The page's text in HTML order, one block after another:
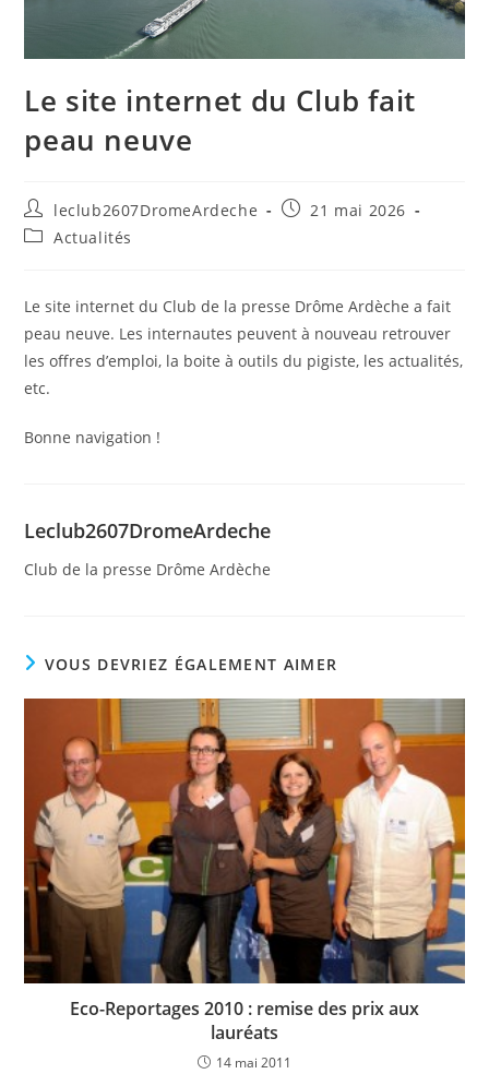
Le site internet du Club fait
peau neuve
leclub2607DromeArdeche
21 mai 2026
Actualités
Le site internet du Club de la presse Drôme Ardèche a fait
peau neuve. Les internautes peuvent à nouveau retrouver
les offres d’emploi, la boite à outils du pigiste, les actualités,
etc.
Bonne navigation !
Leclub2607DromeArdeche
Club de la presse Drôme Ardèche
VOUS DEVRIEZ ÉGALEMENT AIMER
Eco-Reportages 2010 : remise des prix aux
lauréats
14 mai 2011